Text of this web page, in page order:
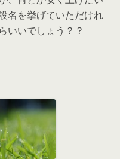
名を挙げていただけれ
いいでしょう？？